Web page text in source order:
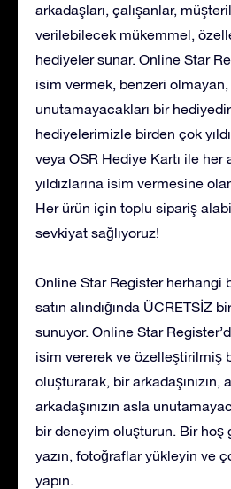
arkadaşları, çalışanlar,
verilebilecek mükemmel,
hediyeler sunar. Online Star
isim vermek, benzeri olmayan,
unutamayacakları bir
hediyelerimizle birden çok
veya OSR Hediye Kartı ile her
yıldızlarına isim vermesine
Her ürün için toplu sipariş
sevkiyat sağlıyoruz!
Online Star Register herhangi
satın alındığında ÜCRETSİZ
sunuyor. Online Star
isim vererek ve özelleştirilmiş
oluşturarak, bir arkadaşınızın,
arkadaşınızın asla
bir deneyim oluşturun. Bir hoş
yazın, fotoğraflar yükleyin ve
yapın.